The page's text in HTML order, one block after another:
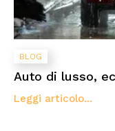
BLOG
Auto di lusso,
Leggi articolo...